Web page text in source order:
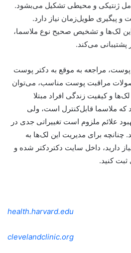
ژنتیکی و محیطی تشکیل می‌بشود.
و پیگیری طویل‌زمان نیاز دارد.
لک‌ها و تشخیص صحیح نوع ملاسما،
پشتیبانی می‌کند.
مراجعه به موقع به دکتر پوست
مراقبت پوست مناسب، می‌توان
و کیفیت زندگی افراد مبتلا
که ملاسما قابل‌کنترل است، ولی
علائم ملزوم است تغییراتی جدی در
برای مدیریت این لک‌ها به
دارید، داخل سایت دکتردکتر شده و
ثبت کنید.
health.harvard.edu
clevelandclinic.org